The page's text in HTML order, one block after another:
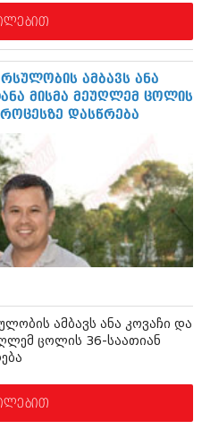
ამბავს ანა
მისმა მეუღლემ ცოლის
დასწრება
ამბავს ანა კოვაჩი და
ცოლის 36-საათიან